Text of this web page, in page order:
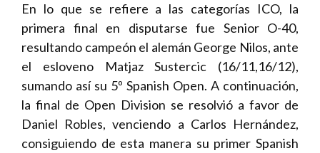
En lo que se refiere a las categorías ICO, la
primera final en disputarse fue Senior O-40,
resultando campeón el alemán George Nilos, ante
el esloveno Matjaz Sustercic (16/11,16/12),
sumando así su 5º Spanish Open. A continuación,
la final de Open Division se resolvió a favor de
Daniel Robles, venciendo a Carlos Hernández,
consiguiendo de esta manera su primer Spanish